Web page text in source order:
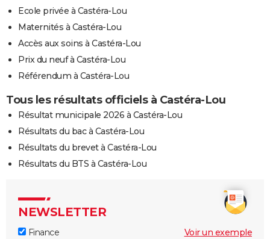
Ecole privée à Castéra-Lou
Maternités à Castéra-Lou
Accès aux soins à Castéra-Lou
Prix du neuf à Castéra-Lou
Référendum à Castéra-Lou
Tous les résultats officiels à Castéra-Lou
Résultat municipale 2026 à Castéra-Lou
Résultats du bac à Castéra-Lou
Résultats du brevet à Castéra-Lou
Résultats du BTS à Castéra-Lou
NEWSLETTER
Finance Voir un exemple